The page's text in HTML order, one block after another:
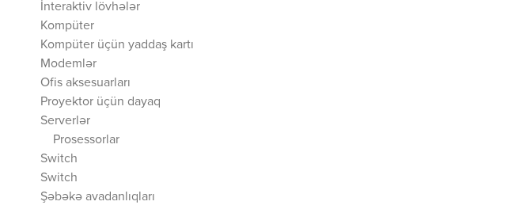
İnteraktiv lövhələr
Kompüter
Kompüter üçün yaddaş kartı
Modemlər
Ofis aksesuarları
Proyektor üçün dayaq
Serverlər
Prosessorlar
Switch
Switch
Şəbəkə avadanlıqları